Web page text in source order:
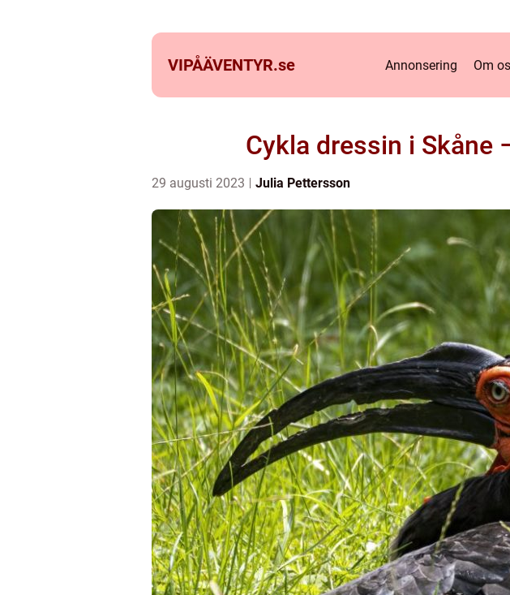
VIPÅÄVENTYR.se Annonsering Om
Cykla dressin i Skåne
29 augusti 2023 Julia Pettersson